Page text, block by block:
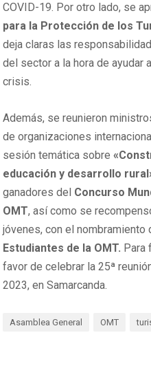
COVID-19. Por otro lado, se
para la Protección de los
deja claras las
del sector a la hora de
crisis.
Además, se reunieron
de organizaciones
sesión temática sobre
educación y desarrollo
ganadores del Concurso
OMT, así como se
jóvenes, con el
Estudiantes de la OMT. Para
favor de celebrar la 25ª
2023, en Samarcanda.
Asamblea General OMT